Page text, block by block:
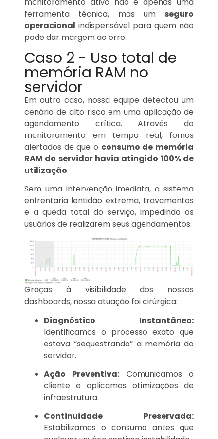
monitoramento ativo não é apenas uma
ferramenta técnica, mas um seguro
operacional indispensável para quem não
pode dar margem ao erro.
Caso 2 - Uso total de
memória RAM no
servidor
Em outro caso, nossa equipe detectou um
cenário de alto risco em uma aplicação de
agendamento crítica. Através do
monitoramento em tempo real, fomos
alertados de que o consumo de memória
RAM do servidor havia atingido 100% de
utilização.
Sem uma intervenção imediata, o sistema
enfrentaria lentidão extrema, travamentos
e a queda total do serviço, impedindo os
usuários de realizarem seus agendamentos.
Graças à visibilidade dos nossos
dashboards, nossa atuação foi cirúrgica:
Diagnóstico Instantâneo:
Identificamos o processo exato que
estava “sequestrando” a memória do
servidor.
Ação Preventiva: Comunicamos o
cliente e aplicamos otimizações de
infraestrutura.
Continuidade Preservada:
Estabilizamos o consumo antes que